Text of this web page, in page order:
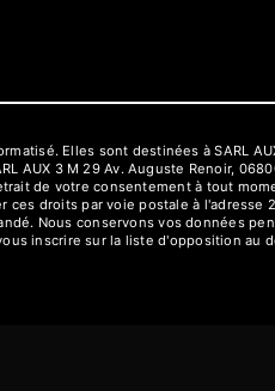
Elles sont destinées à SARL
AUX 3 M 29 Av. Auguste Renoir,
de votre consentement à tout
droits par voie postale à l'adresse
Nous conservons vos données
inscrire sur la liste d'opposition au